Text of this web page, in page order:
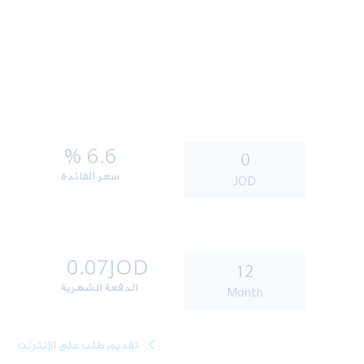
6.6 %
سعر الفائدة
0.07JOD
الدفعة الشهرية